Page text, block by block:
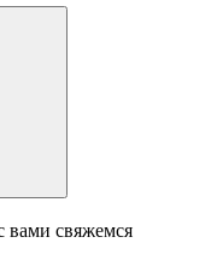
вами свяжемся